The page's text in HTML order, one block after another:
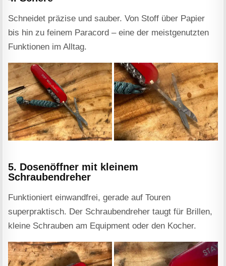
Schneidet präzise und sauber. Von Stoff über Papier
bis hin zu feinem Paracord – eine der meistgenutzten
Funktionen im Alltag.
5. Dosenöffner mit kleinem
Schraubendreher
Funktioniert einwandfrei, gerade auf Touren
superpraktisch. Der Schraubendreher taugt für Brillen,
kleine Schrauben am Equipment oder den Kocher.